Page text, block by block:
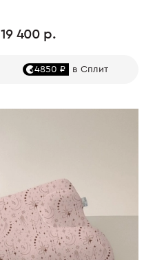
19 400 р.
4850 ₽ в Сплит